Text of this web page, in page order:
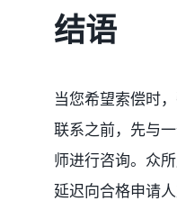
结语
当您希望索偿时
联系之前，先与
师进行咨询。众
延迟向合格申请